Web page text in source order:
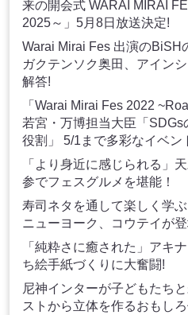
来の開会式 WARAI MIRAI
2025～」5月8日放送決定!
Warai Mirai Fes 出演のBiSH
ガクテンソク奥田、アイン
解答!
「Warai Mirai Fes 2022
若宮・万博担当大臣「
役割」 5/1まで多彩なイベン
「より身近に感じられる」
参でフェスグルメを堪能！
寿司ネタを通して楽しく学
ニューヨーク、コウテイが
「純粋さに癒された」アキ
ち絵手紙づくりに大奮闘!
尼神インターが子どもたち
ストから立体を作るおもし